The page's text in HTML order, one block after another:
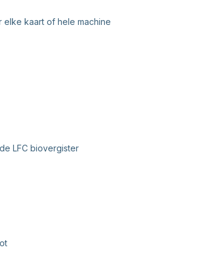
elke kaart of hele machine
LFC biovergister